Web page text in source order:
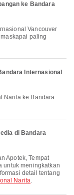
ke Bandara
paling
Internasional
di Bandara
untuk meningkatkan
detail tentang
Narita.